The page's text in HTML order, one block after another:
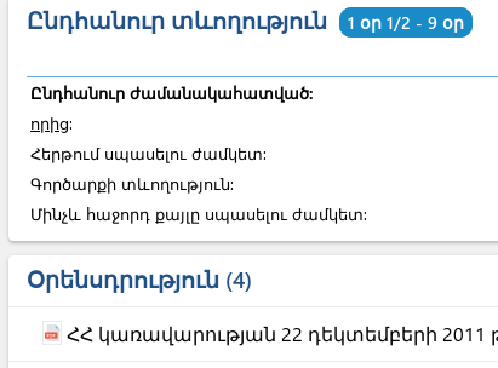
Ընդհանուր տևողություն 1 օր 1/2 - 9 օր
Ընդհանուր ժամանակահատված:
որից:
Հերթում սպասելու ժամկետ:
Գործարքի տևողություն:
Մինչև հաջորդ քայլը սպասելու ժամկետ:
Օրենսդրություն 4
ՀՀ կառավարության 22 դեկտեմբերի 2011